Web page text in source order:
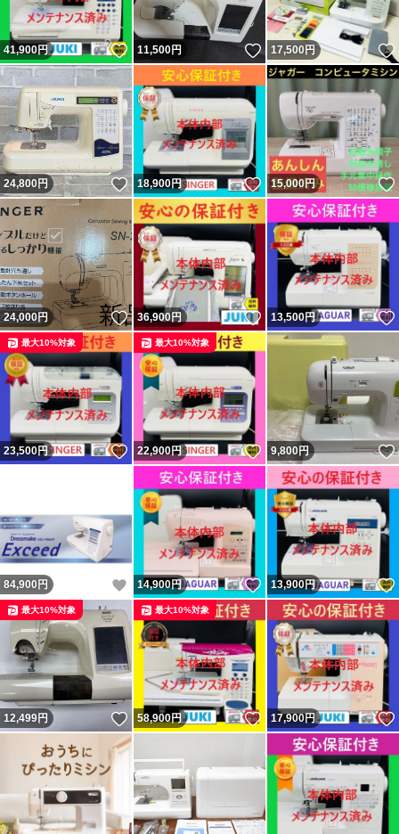
41,900円 いいね！
11,500円 いいね！
17,500円
24,800円 いいね！
18,900円 いいね！
15,000円
24,000円 いいね！
36,900円 いいね！
13,500円
23,500円 いいね！
最大10%対象
22,900円 いいね！
最大10%対象
9,800円
84,900 円 いいね！
14,900円 いいね！
13,900円
12,499円 いいね！
最大10%対象
58,900円 いいね！
最大10%対象
17,900円